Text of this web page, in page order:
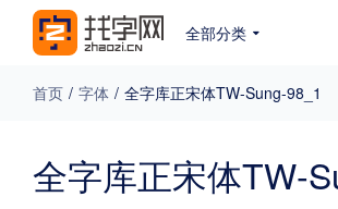
全部分类
最新字体
免费下载 收费下载
首页 / 字体 / 全字库正宋体TW-Sung-98_1